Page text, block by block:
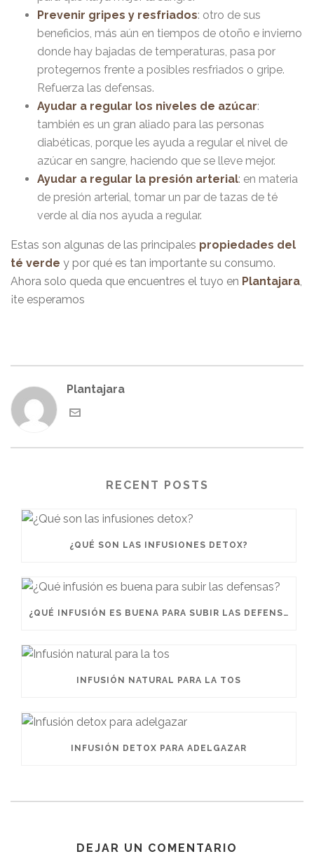
Prevenir gripes y resfriados: otro de sus
beneficios, más aún en tiempos de otoño e invierno
donde hay bajadas de temperaturas, pasa por
protegernos frente a posibles resfriados o gripe.
Refuerza las defensas.
Ayudar a regular los niveles de azúcar:
también es un gran aliado para las personas
diabéticas, porque les ayuda a regular el nivel de
azúcar en sangre, haciendo que se lleve mejor.
Ayudar a regular la presión arterial: en materia
de presión arterial, tomar un par de tazas de té
verde al día nos ayuda a regular.
Estas son algunas de las principales propiedades del
té verde y por qué es tan importante su consumo.
Ahora solo queda que encuentres el tuyo en Plantajara,
¡te esperamos
Plantajara
RECENT POSTS
¿QUÉ SON LAS INFUSIONES DETOX?
¿QUÉ INFUSIÓN ES BUENA PARA SUBIR LAS DEFENSAS?
INFUSIÓN NATURAL PARA LA TOS
INFUSIÓN DETOX PARA ADELGAZAR
DEJAR UN COMENTARIO